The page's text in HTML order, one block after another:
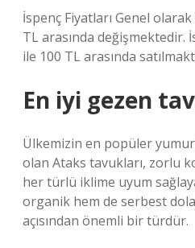
İspenç Fiyatları Genel
TL arasında değişmektedir.
ile 100 TL arasında
En iyi gezen
Ülkemizin en popüler
olan Ataks tavukları, zorlu
her türlü iklime uyum
organik hem de serbest
açısından önemli bir türdür.